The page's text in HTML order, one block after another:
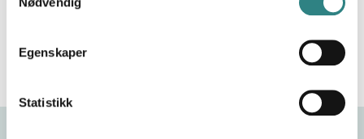
Egenskaper
Statistikk
se tabellen her.
Les mer om fordelene med mobile og stasjonære